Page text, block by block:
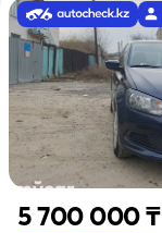
5 700 000 ₸